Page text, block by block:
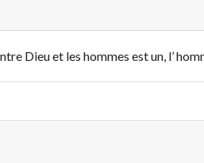
Dieu et les hommes est un, l’